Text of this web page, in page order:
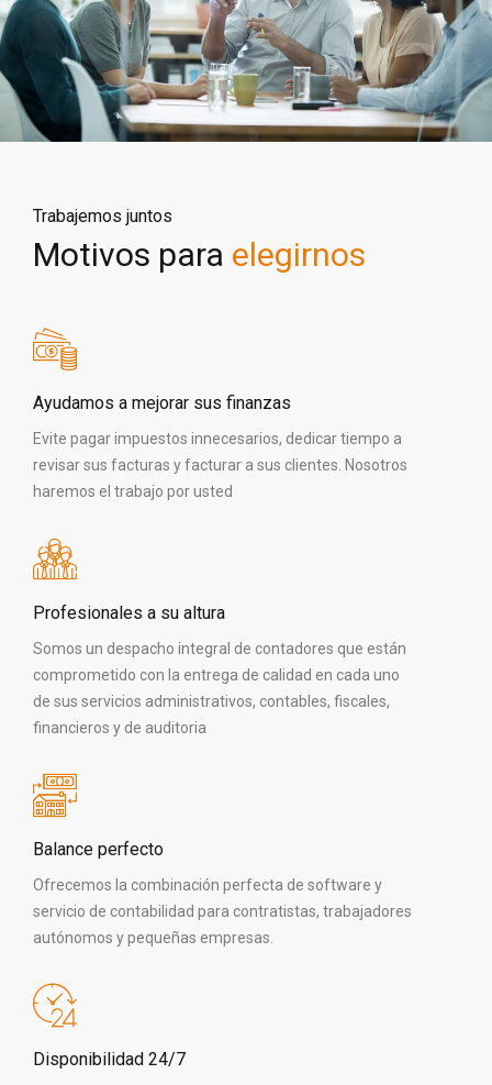
Trabajemos juntos
Motivos para elegirnos
Ayudamos a mejorar sus finanzas
Evite pagar impuestos innecesarios, dedicar tiempo a
revisar sus facturas y facturar a sus clientes. Nosotros
haremos el trabajo por usted
Profesionales a su altura
Somos un despacho integral de contadores que están
comprometido con la entrega de calidad en cada uno
de sus servicios administrativos, contables, fiscales,
financieros y de auditoria
Balance perfecto
Ofrecemos la combinación perfecta de software y
servicio de contabilidad para contratistas, trabajadores
autónomos y pequeñas empresas.
Disponibilidad 24/7